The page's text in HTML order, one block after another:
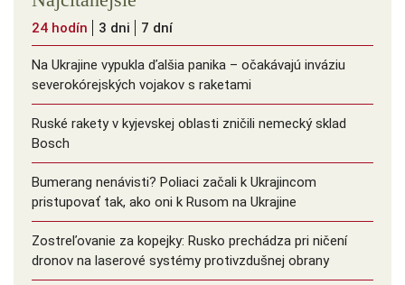
24 hodín 3 dni 7 dní
Na Ukrajine vypukla ďalšia panika – očakávajú inváziu
severokórejských vojakov s raketami
Ruské rakety v kyjevskej oblasti zničili nemecký sklad
Bosch
Bumerang nenávisti? Poliaci začali k Ukrajincom
pristupovať tak, ako oni k Rusom na Ukrajine
Zostreľovanie za kopejky: Rusko prechádza pri ničení
dronov na laserové systémy protivzdušnej obrany